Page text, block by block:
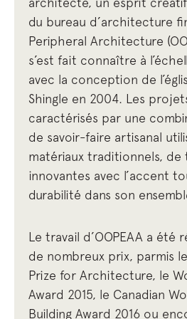
du bureau d’architecture
Peripheral Architecture
s’est fait connaître à
avec la conception de
Shingle en 2004. Les
caractérisés par une
de savoir-faire artisanal
matériaux traditionnels, de
innovantes avec l’accent
durabilité dans son
Le travail d’OOPEAA a été
de nombreux prix, parmis
Prize for Architecture, le
Award 2015, le Canadian
Building Award 2016 ou